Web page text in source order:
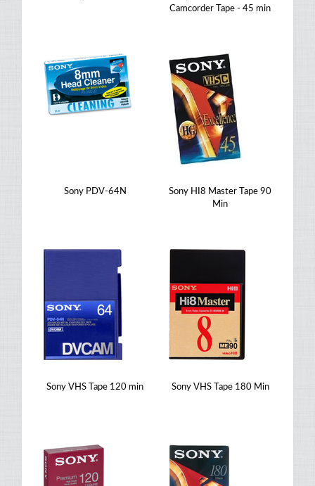
Camcorder Tape - 45 min
Sony PDV-64N
Sony HI8 Master Tape 90
Min
Sony VHS Tape 120 min Sony VHS Tape 180 Min